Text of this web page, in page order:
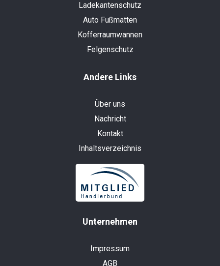
Ladekantenschutz
Auto Fußmatten
Kofferraumwannen
Felgenschutz
Andere Links
Über uns
Nachricht
Kontakt
Inhaltsverzeichnis
Unternehmen
Impressum
AGB